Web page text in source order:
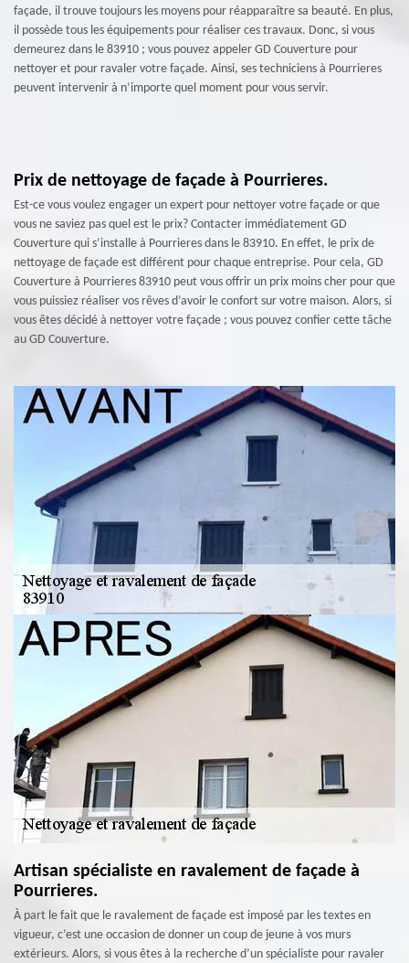
façade, il trouve toujours les moyens pour réapparaître sa beauté. En plus,
il possède tous les équipements pour réaliser ces travaux. Donc, si vous
demeurez dans le 83910 ; vous pouvez appeler GD Couverture pour
nettoyer et pour ravaler votre façade. Ainsi, ses techniciens à Pourrieres
peuvent intervenir à n’importe quel moment pour vous servir.
Prix de nettoyage de façade à Pourrieres.
Est-ce vous voulez engager un expert pour nettoyer votre façade or que
vous ne saviez pas quel est le prix? Contacter immédiatement GD
Couverture qui s’installe à Pourrieres dans le 83910. En effet, le prix de
nettoyage de façade est différent pour chaque entreprise. Pour cela, GD
Couverture à Pourrieres 83910 peut vous offrir un prix moins cher pour que
vous puissiez réaliser vos rêves d’avoir le confort sur votre maison. Alors, si
vous êtes décidé à nettoyer votre façade ; vous pouvez confier cette tâche
au GD Couverture.
Artisan spécialiste en ravalement de façade à
Pourrieres.
À part le fait que le ravalement de façade est imposé par les textes en
vigueur, c’est une occasion de donner un coup de jeune à vos murs
extérieurs. Alors, si vous êtes à la recherche d’un spécialiste pour ravaler